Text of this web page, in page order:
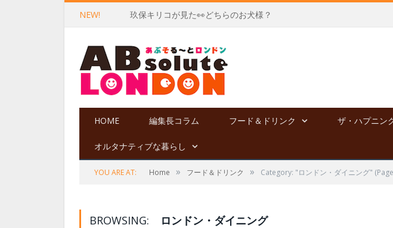
NEW! 玖保キリコが見た👀どちらのお犬様？
HOME 編集長コラム フード＆ドリンク ザ・ハプニン
オルタナティブな暮らし
YOU ARE AT: Home » フード＆ドリンク » Category: "ロンドン・ダイニング"
BROWSING: ロンドン・ダイニング